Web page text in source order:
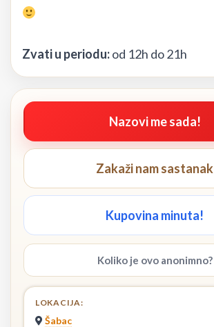
Zvati u periodu:od 12h do 21h
Nazovi me sada!
Zakaži nam sastanak
Kupovina minuta!
Koliko je ovo anonimno?
LOKACIJA:
Šabac